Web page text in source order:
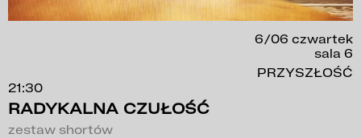
6/06 czwartek
sala 6
PRZYSZŁOŚĆ
21:30
RADYKALNA CZUŁOŚĆ
zestaw shortów